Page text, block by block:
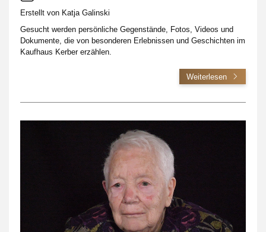
Erstellt von Katja Galinski
Gesucht werden persönliche Gegenstände, Fotos, Videos und
Dokumente, die von besonderen Erlebnissen und Geschichten im
Kaufhaus Kerber erzählen.
Weiterlesen